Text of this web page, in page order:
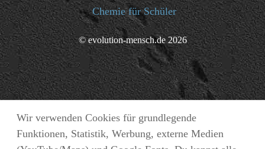
Wir verwenden Cookies für grundlegende
Funktionen, Statistik, Werbung, externe Medien
Chemie für Schüler
© evolution-mensch.de 2026